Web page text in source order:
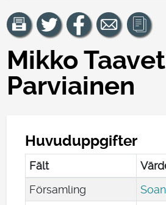
Mikko
Parviainen
Huvuduppgifter
Fält
Församling